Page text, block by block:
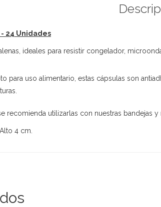
24 Unidades
ideales para resistir congelador,
para uso alimentario, estas cápsulas son
recomienda utilizarlas con nuestras bandejas y
4 cm.